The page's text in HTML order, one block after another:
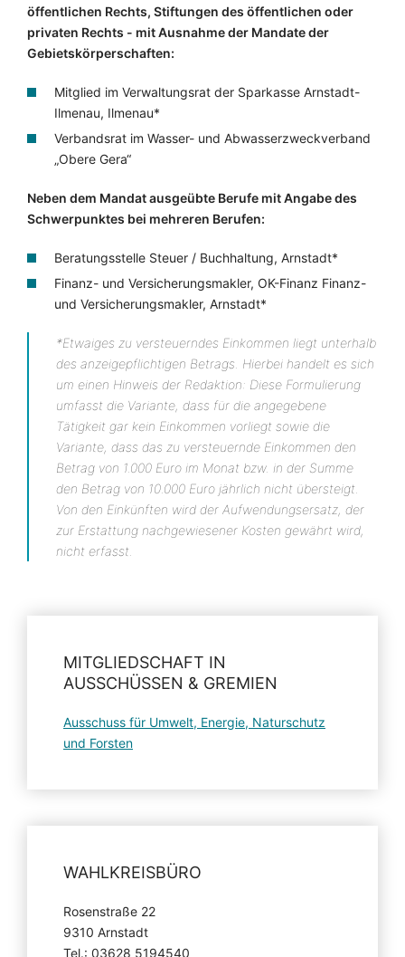
öffentlichen Rechts, Stiftungen des öffentlichen oder
privaten Rechts - mit Ausnahme der Mandate der
Gebietskörperschaften:
Mitglied im Verwaltungsrat der Sparkasse Arnstadt-
Ilmenau, Ilmenau*
Verbandsrat im Wasser- und Abwasserzweckverband
„Obere Gera“
Neben dem Mandat ausgeübte Berufe mit Angabe des
Schwerpunktes bei mehreren Berufen:
Beratungsstelle Steuer / Buchhaltung, Arnstadt*
Finanz- und Versicherungsmakler, OK-Finanz Finanz-
und Versicherungsmakler, Arnstadt*
*Etwaiges zu versteuerndes Einkommen liegt unterhalb
des anzeigepflichtigen Betrags. Hierbei handelt es sich
um einen Hinweis der Redaktion: Diese Formulierung
umfasst die Variante, dass für die angegebene
Tätigkeit gar kein Einkommen vorliegt sowie die
Variante, dass das zu versteuernde Einkommen den
Betrag von 1.000 Euro im Monat bzw. in der Summe
den Betrag von 10.000 Euro jährlich nicht übersteigt.
Von den Einkünften wird der Aufwendungsersatz, der
zur Erstattung nachgewiesener Kosten gewährt wird,
nicht erfasst.
MITGLIEDSCHAFT IN
AUSSCHÜSSEN & GREMIEN
Ausschuss für Umwelt, Energie, Naturschutz
und Forsten
WAHLKREISBÜRO
Rosenstraße 22
9310 Arnstadt
Tel.: 03628 5194540